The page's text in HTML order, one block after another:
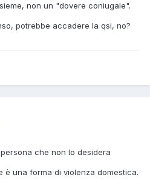
non un "dovere coniugale".
potrebbe accadere la qsi, no?
che non lo desidera
è una forma di violenza domestica.